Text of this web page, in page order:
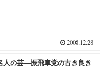
2008.12.28
人の芸―振飛車党の古き良き